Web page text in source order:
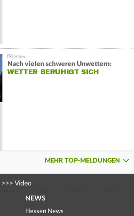
Nach vielen schweren Unwettern:
WETTER BERUHIGT SICH
MEHR TOP-MELDUNGEN
>>> Video
NEWS
Hessen News